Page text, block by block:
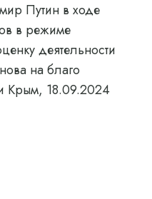
Путин в ходе
в режиме
деятельности
на благо
Крым, 18.09.2024